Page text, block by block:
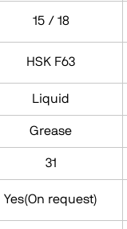
15 / 18
HSK F63
Liquid
Grease
31
Yes(On request)